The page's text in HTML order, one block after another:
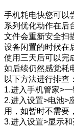
手机耗电快您可以
系列优化动作在后
文件会重新安全扫
设备闲置的时候在
使用三天后可以完
如后续仍然感觉耗
以下方法进行排查：
1.进入手机管家>一
2.进入设置>电池>
用，如暂时不需要
3.进入设置>显示